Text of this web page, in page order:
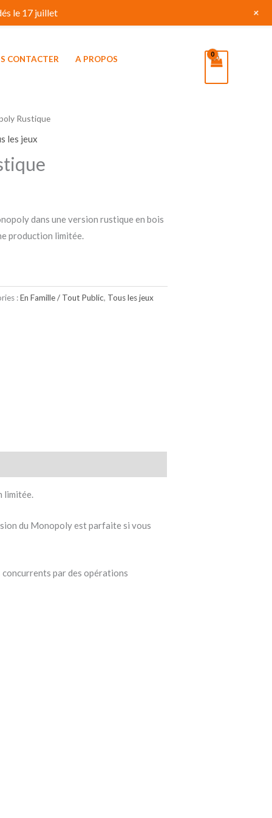
CONTACTER A PROPOS
Rustique
les jeux
dans une version rustique en bois
production limitée.
:En Famille / Tout Public, Tous les jeux
limitée.
du Monopoly est parfaite si vous
concurrents par des opérations
le 17 juillet +